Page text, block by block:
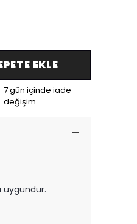
EKLE
7 gün içinde iade
değişim
uygundur.